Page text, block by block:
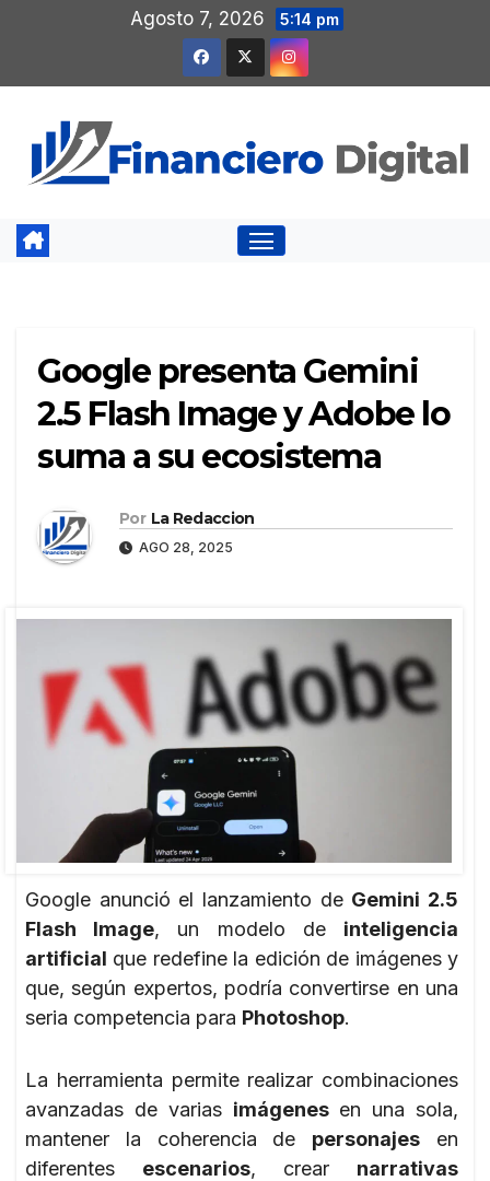
contenido
Agosto 7, 2026 5:14 pm
Google presenta Gemini
2.5 Flash Image y Adobe lo
suma a su ecosistema
Por La Redaccion
AGO 28, 2025
Google anunció el lanzamiento de Gemini 2.5
Flash Image, un modelo de inteligencia
artificial que redefine la edición de imágenes y
que, según expertos, podría convertirse en una
seria competencia para Photoshop.
La herramienta permite realizar combinaciones
avanzadas de varias imágenesen una sola,
mantener la coherencia de personajes en
diferentes escenarios, crear narrativas